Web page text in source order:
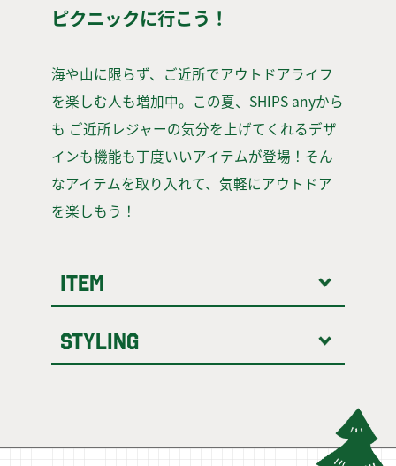
ピクニックに行こう！
海や山に限らず、ご近所でアウトドアライフ
を楽しむ人も増加中。この夏、SHIPS anyから
も ご近所レジャーの気分を上げてくれるデザ
インも機能も丁度いいアイテムが登場！そん
なアイテムを取り入れて、気軽にアウトドア
を楽しもう！
ITEM
styling